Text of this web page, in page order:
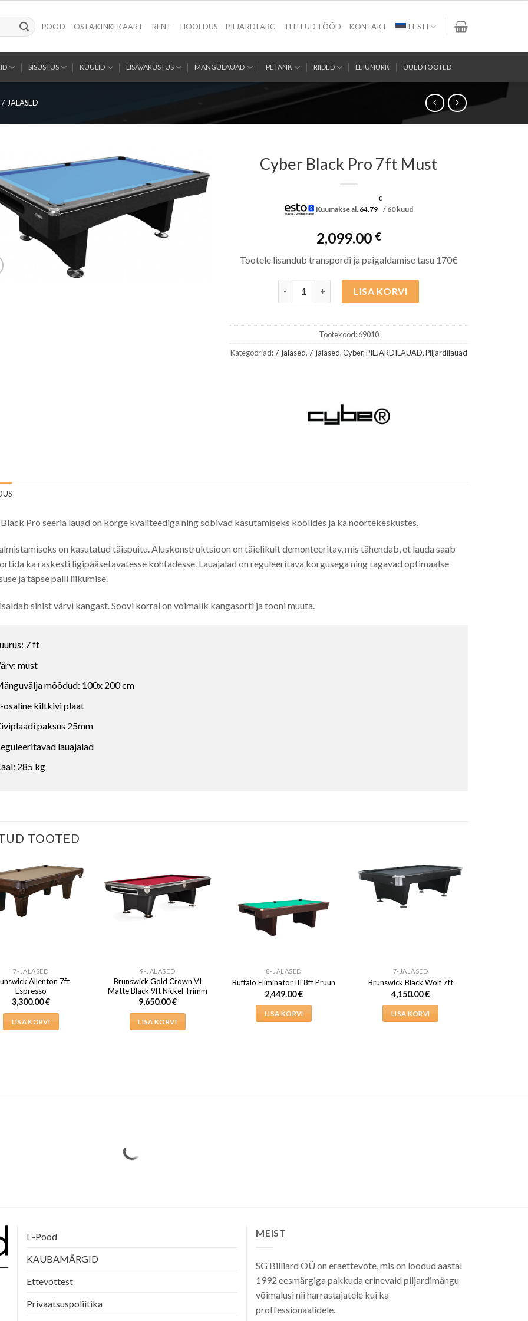
POOD OSTA KINKEKAART RENT HOOLDUS PILJARDI ABC TEHTUD TÖÖD KONTAKT EESTI
SISUSTUS KUULID LISAVARUSTUS MÄNGULAUAD PETANK RIIDED LEIUNURK UUED TOOTED
7-JALASED
Cyber Black Pro 7ft Must
Kuumakse al. 64.79
€
/ 60 kuud
2,099.00 €
Tootele lisandub transpordi ja paigaldamise tasu 170€
LISA KORVI
Tootekood:69010
Kategooriad:7-jalased, 7-jalased,Cyber,PILJARDILAUAD,Piljardilauad
Pro seeria lauad on kõrge kvaliteediga ning sobivad kasutamiseks koolides ja ka noortekeskustes.
on kasutatud täispuitu. Aluskonstruktsioon on täielikult demonteeritav, mis tähendab, et lauda saab
ka raskesti ligipääsetavatesse kohtadesse. Lauajalad on reguleeritava kõrgusega ning tagavad optimaalse
ja täpse palli liikumise.
sinist värvi kangast. Soovi korral on võimalik kangasorti ja tooni muuta.
7 ft
must
mõõdud: 100x 200 cm
osaline kiltkivi plaat
paksus 25mm
lauajalad
285 kg
TOOTED
7-JALASED
Allenton 7ft
Espresso
3,300.00€
LISA KORVI
9-JALASED
Brunswick Gold Crown VI
Matte Black 9ft Nickel Trimm
9,650.00€
LISA KORVI
8-JALASED
Buffalo Eliminator III 8ft Pruun
2,449.00€
LISA KORVI
7-JALASED
Brunswick Black Wolf 7ft
4,150.00€
LISA KORVI
E-Pood
KAUBAMÄRGID
Ettevõttest
Privaatsuspoliitika
MEIST
SG Billiard OÜ on eraettevõte, mis on loodud aastal
1992 eesmärgiga pakkuda erinevaid piljardimängu
võimalusi nii harrastajatele kui ka
proffessionaalidele.